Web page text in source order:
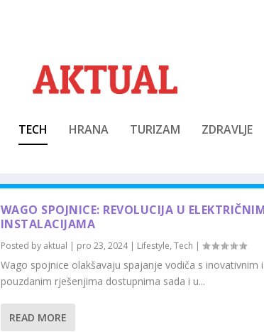
TECH HRANA TURIZAM ZDRAVLJE
WAGO SPOJNICE: REVOLUCIJA U
INSTALACIJAMA
Posted by aktual | pro 23, 2024| Lifestyle, Tech |
Wago spojnice olakšavaju spajanje vodiča s inovativnim i
pouzdanim rješenjima dostupnima sada i u...
READ MORE